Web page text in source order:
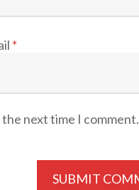
*
next time I comment.